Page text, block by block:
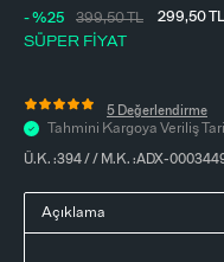
Açıklama
Ü.K. :394/ / M.K. :ADX-
SÜPER FİYAT
399,50TL 299,50TL
- %25
5 Değerlendirme
Tahmini Kargoya Veriliş